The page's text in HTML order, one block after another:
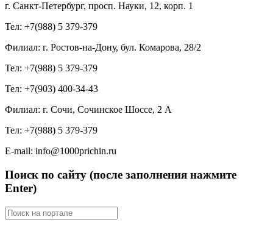
г. Санкт-Петербург, просп. Науки, 12, корп. 1
Тел: +7(988) 5 379-379
Филиал: г. Ростов-на-Дону, бул. Комарова, 28/2
Тел: +7(988) 5 379-379
Тел: +7(903) 400-34-43
Филиал: г. Сочи, Сочинское Шоссе, 2 А
Тел: +7(988) 5 379-379
E-mail: info@1000prichin.ru
Поиск по сайту (после заполнения нажмите
Enter)